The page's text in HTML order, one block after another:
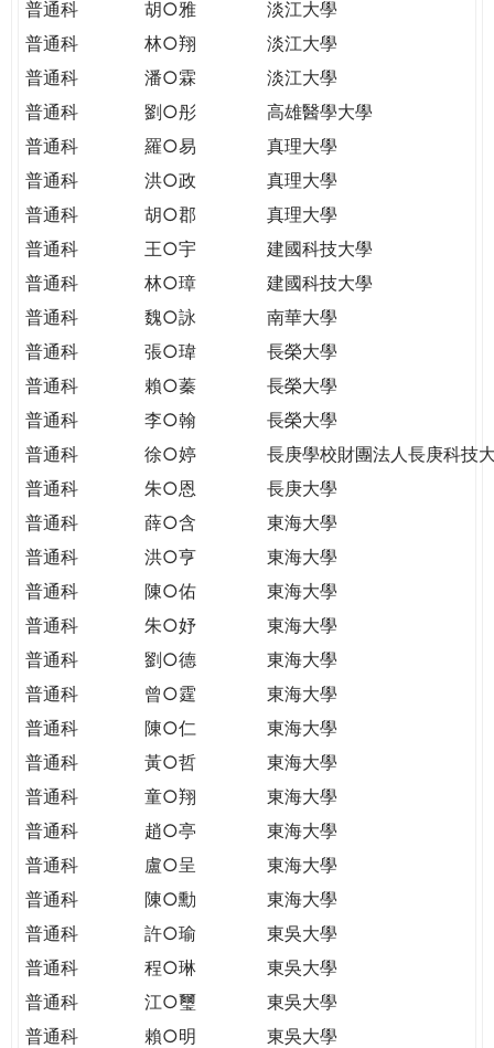
普通科 胡○雅
淡江大學
普通科
林○翔
淡江大學
普通科
潘○霖
淡江大學
普通科
劉○彤
高雄醫學大學
普通科
羅○易
真理大學
普通科
洪○政
真理大學
普通科
胡○郡
真理大學
普通科
王○宇
建國科技大學
普通科
林○璋
建國科技大學
普通科
魏○詠
南華大學
普通科
張○瑋
長榮大學
普通科
賴○蓁
長榮大學
普通科
李○翰
長榮大學
普通科
徐○婷
長庚學校財團法人長庚科技
普通科
朱○恩
長庚大學
普通科
薛○含
東海大學
普通科
洪○亨
東海大學
普通科
陳○佑
東海大學
普通科
朱○妤
東海大學
普通科
劉○德
東海大學
普通科
曾○霆
東海大學
普通科
陳○仁
東海大學
普通科
黃○哲
東海大學
普通科
童○翔
東海大學
普通科
趙○亭
東海大學
普通科
盧○呈
東海大學
普通科
陳○勳
東海大學
普通科
許○瑜
東吳大學
普通科
程○琳
東吳大學
普通科
江○璽
東吳大學
普通科
賴○明
東吳大學